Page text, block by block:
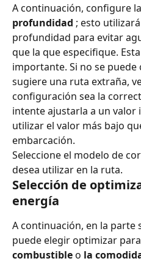
A continuación, configure la
profundidad ; esto
profundidad para evitar
que la que especifique.
importante. Si no se
sugiere una ruta extraña,
configuración sea la
intente ajustarla a un valor
utilizar el valor más bajo
embarcación.
Seleccione el modelo de
desea utilizar en la ruta.
Selección de
energía
A continuación, en la parte
puede elegir optimizar para
combustible o la